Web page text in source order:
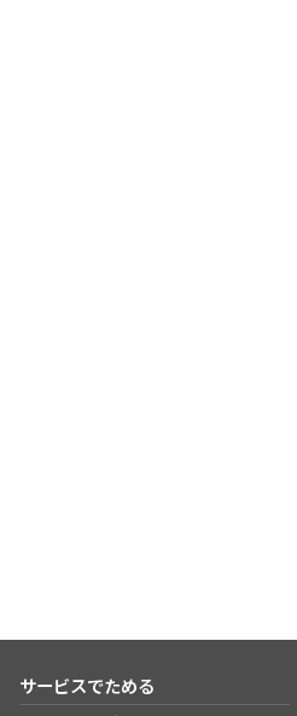
サービスでためる